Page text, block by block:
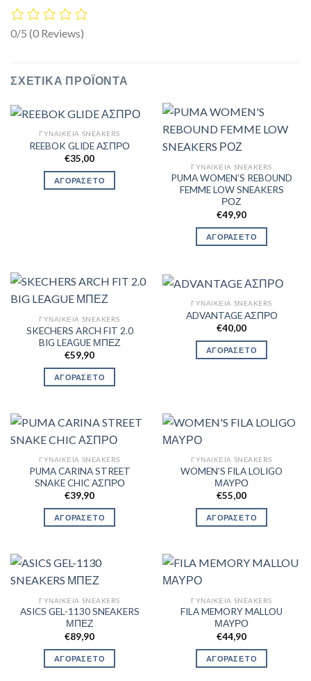
0/5 (0 Reviews)
ΣΧΕΤΙΚΆ ΠΡΟΪΌΝΤΑ
ΓΥΝΑΙΚΕΊΑ SNEAKERS
REEBOK GLIDE ΑΣΠΡΟ
€35,00
ΑΓΟΡΑΣΕ ΤΟ
ΓΥΝΑΙΚΕΊΑ SNEAKERS
PUMA WOMEN’S REBOUND
FEMME LOW SNEAKERS
ΡΟΖ
€49,90
ΑΓΟΡΑΣΕ ΤΟ
ΓΥΝΑΙΚΕΊΑ SNEAKERS
SKECHERS ARCH FIT 2.0
BIG LEAGUE ΜΠΕΖ
€59,90
ΑΓΟΡΑΣΕ ΤΟ
ΓΥΝΑΙΚΕΊΑ SNEAKERS
ADVANTAGE ΑΣΠΡΟ
€40,00
ΑΓΟΡΑΣΕ ΤΟ
ΓΥΝΑΙΚΕΊΑ SNEAKERS
PUMA CARINA STREET
SNAKE CHIC ΑΣΠΡΟ
€39,90
ΑΓΟΡΑΣΕ ΤΟ
ΓΥΝΑΙΚΕΊΑ SNEAKERS
WOMEN’S FILA LOLIGO
ΜΑΥΡΟ
€55,00
ΑΓΟΡΑΣΕ ΤΟ
ΓΥΝΑΙΚΕΊΑ SNEAKERS
ASICS GEL-1130 SNEAKERS
ΜΠΕΖ
€89,90
ΑΓΟΡΑΣΕ ΤΟ
ΓΥΝΑΙΚΕΊΑ SNEAKERS
FILA MEMORY MALLOU
ΜΑΥΡΟ
€44,90
ΑΓΟΡΑΣΕ ΤΟ